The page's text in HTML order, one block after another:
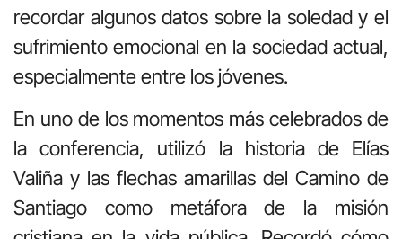
recordar algunos datos sobre la soledad y el
sufrimiento emocional en la sociedad actual,
especialmente entre los jóvenes.
En uno de los momentos más celebrados de
la conferencia, utilizó la historia de Elías
Valiña y las flechas amarillas del Camino de
Santiago como metáfora de la misión